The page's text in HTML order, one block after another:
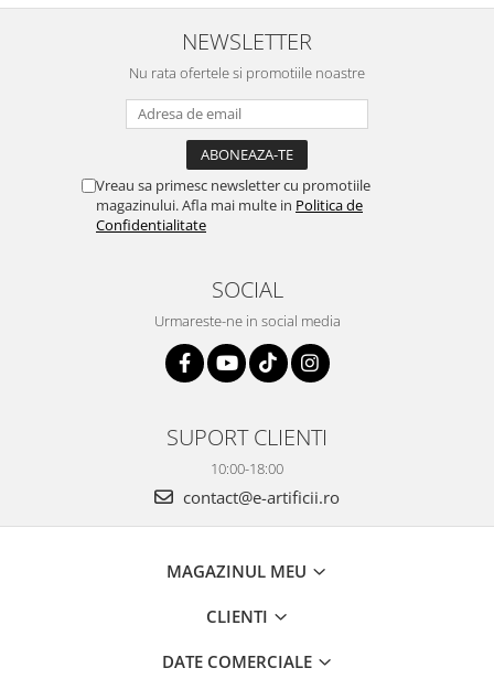
NEWSLETTER
Nu rata ofertele si promotiile noastre
Vreau sa primesc newsletter cu promotiile
magazinului. Afla mai multe in Politica de
Confidentialitate
SOCIAL
Urmareste-ne in social media
SUPORT CLIENTI
10:00-18:00
contact@e-artificii.ro
MAGAZINUL MEU
CLIENTI
DATE COMERCIALE